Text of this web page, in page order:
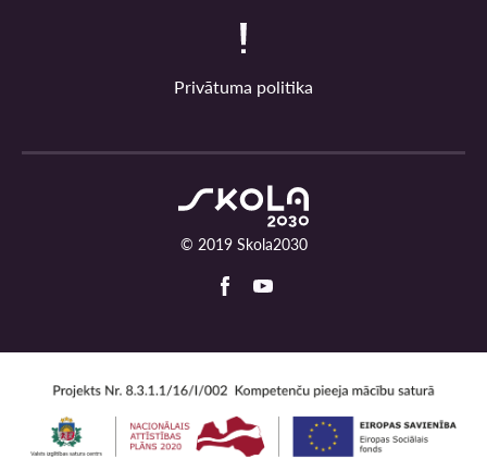
Privātuma politika
© 2019 Skola2030